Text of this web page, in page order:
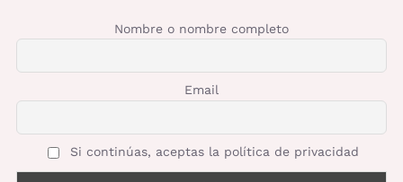
Nombre o nombre completo
Email
Si continúas, aceptas la política de privacidad